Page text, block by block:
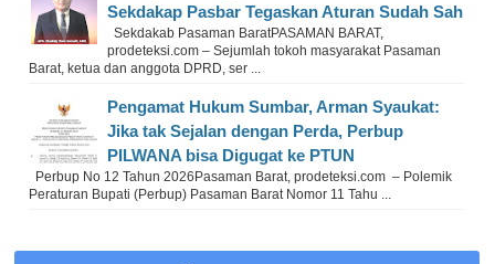
Sekdakap Pasbar Tegaskan Aturan Sudah Sah
Sekdakab Pasaman BaratPASAMAN BARAT,
prodeteksi.com – Sejumlah tokoh masyarakat Pasaman
Barat, ketua dan anggota DPRD, ser ...
Pengamat Hukum Sumbar, Arman Syaukat:
Jika tak Sejalan dengan Perda, Perbup
PILWANA bisa Digugat ke PTUN
Perbup No 12 Tahun 2026Pasaman Barat, prodeteksi.com – Polemik
Peraturan Bupati (Perbup) Pasaman Barat Nomor 11 Tahu ...